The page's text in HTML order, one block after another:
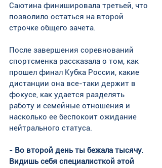
Саютина финишировала третьей, что
позволило остаться на второй
строчке общего зачета.
После завершения соревнований
спортсменка рассказала о том, как
прошел финал Кубка России, какие
дистанции она все-таки держит в
фокусе, как удается разделять
работу и семейные отношения и
насколько ее беспокоит ожидание
нейтрального статуса.
- Во второй день ты бежала тысячу.
Видишь себя специалисткой этой